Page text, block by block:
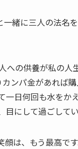
緒に三人の法名
への供養が私の
ンパ金があれば
日何回も水をか
にして過ごしてい
顔は、もう最高で